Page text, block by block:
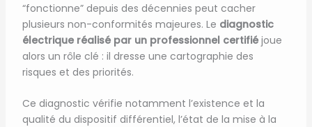
“fonctionne” depuis des décennies peut cacher
plusieurs non-conformités majeures. Le diagnostic
électrique réalisé par un professionnel certifiéjoue
alors un rôle clé : il dresse une cartographie des
risques et des priorités.
Ce diagnostic vérifie notamment l’existence et la
qualité du dispositif différentiel, l’état de la mise à la